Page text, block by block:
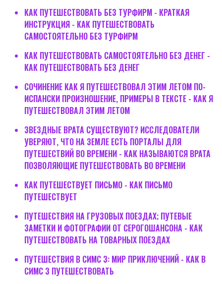
КАК ПУТЕШЕСТВОВАТЬ БЕЗ ТУРФИРМ - КРАТКАЯ
ИНСТРУКЦИЯ - КАК ПУТЕШЕСТВОВАТЬ
САМОСТОЯТЕЛЬНО БЕЗ ТУРФИРМ
КАК ПУТЕШЕСТВОВАТЬ САМОСТОЯТЕЛЬНО БЕЗ ДЕНЕГ -
КАК ПУТЕШЕСТВОВАТЬ БЕЗ ДЕНЕГ
СОЧИНЕНИЕ КАК Я ПУТЕШЕСТВОВАЛ ЭТИМ ЛЕТОМ ПО-
ИСПАНСКИ ПРОИЗНОШЕНИЕ, ПРИМЕРЫ В ТЕКСТЕ - КАК Я
ПУТЕШЕСТВОВАЛ ЭТИМ ЛЕТОМ
ЗВЕЗДНЫЕ ВРАТА СУЩЕСТВУЮТ? ИССЛЕДОВАТЕЛИ
УВЕРЯЮТ, ЧТО НА ЗЕМЛЕ ЕСТЬ ПОРТАЛЫ ДЛЯ
ПУТЕШЕСТВИЙ ВО ВРЕМЕНИ - КАК НАЗЫВАЮТСЯ ВРАТА
ПОЗВОЛЯЮЩИЕ ПУТЕШЕСТВОВАТЬ ВО ВРЕМЕНИ
КАК ПУТЕШЕСТВУЕТ ПИСЬМО - КАК ПИСЬМО
ПУТЕШЕСТВУЕТ
ПУТЕШЕСТВИЯ НА ГРУЗОВЫХ ПОЕЗДАХ; ПУТЕВЫЕ
ЗАМЕТКИ И ФОТОГРАФИИ ОТ СЕРОГОШАНСОНА - КАК
ПУТЕШЕСТВОВАТЬ НА ТОВАРНЫХ ПОЕЗДАХ
ПУТЕШЕСТВИЯ В СИМС 3: МИР ПРИКЛЮЧЕНИЙ - КАК В
СИМС 3 ПУТЕШЕСТВОВАТЬ